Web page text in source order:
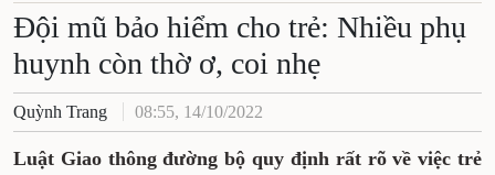
Đội mũ bảo hiểm cho trẻ: Nhiều phụ
huynh còn thờ ơ, coi nhẹ
Quỳnh Trang 08:55, 14/10/2022
Luật Giao thông đường bộ quy định rất rõ về việc trẻ